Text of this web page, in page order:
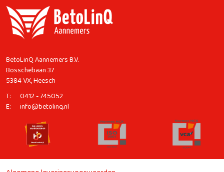
BetoLinQ Aannemers B.V.
Bosschebaan 37
5384 VX, Heesch
T: 0412 - 745052
E: info@betolinq.nl